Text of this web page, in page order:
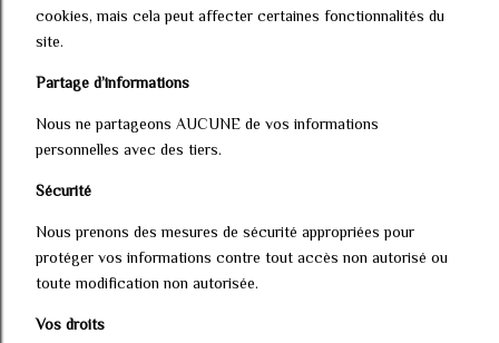
cookies, mais cela peut affecter certaines fonctionnalités du
site.
Partage d’informations
Nous ne partageons AUCUNE de vos informations
personnelles avec des tiers.
Sécurité
Nous prenons des mesures de sécurité appropriées pour
protéger vos informations contre tout accès non autorisé ou
toute modification non autorisée.
Vos droits